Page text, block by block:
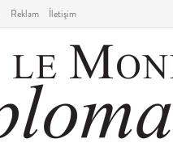
Reklam İletişim